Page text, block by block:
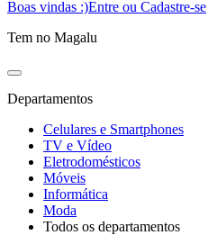
Boas vindas :)Entre ou Cadastre-se
Tem no Magalu
Departamentos
Celulares e Smartphones
TV e Vídeo
Eletrodomésticos
Móveis
Informática
Moda
Todos os departamentos